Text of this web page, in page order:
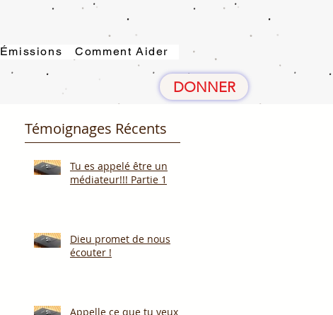
Émissions Comment Aider
DONNER
Témoignages Récents
Tu es appelé être un
médiateur!!! Partie 1
Dieu promet de nous
écouter !
Appelle ce que tu veux